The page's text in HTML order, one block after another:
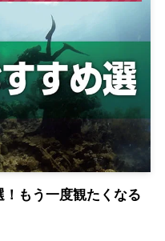
もう一度観たくなる